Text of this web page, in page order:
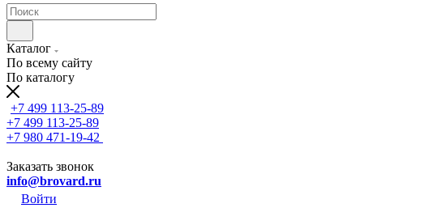
Каталог
По всему сайту
По каталогу
+7 499 113-25-89
+7 499 113-25-89
+7 980 471-19-42
Заказать звонок
info@brovard.ru
Войти